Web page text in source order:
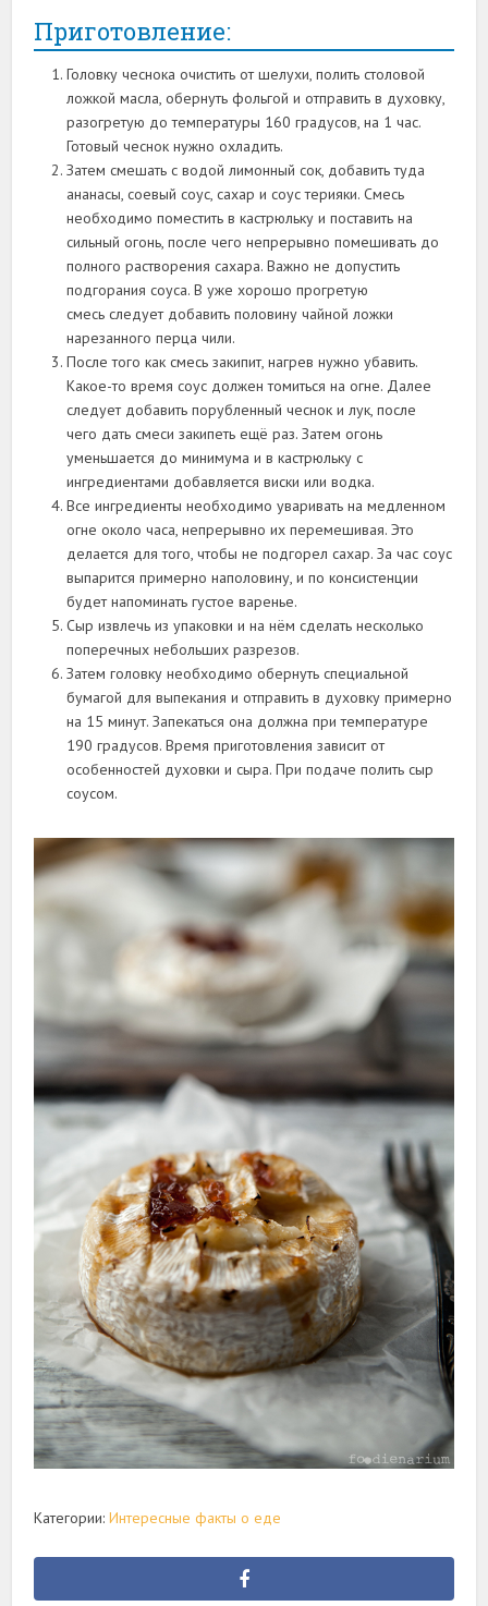
Приготовление:
Головку чеснока очистить от шелухи, полить столовой
ложкой масла, обернуть фольгой и отправить в духовку,
разогретую до температуры 160 градусов, на 1 час.
Готовый чеснок нужно охладить.
Затем смешать с водой лимонный сок, добавить туда
ананасы, соевый соус, сахар и соус терияки. Смесь
необходимо поместить в кастрюльку и поставить на
сильный огонь, после чего непрерывно помешивать до
полного растворения сахара. Важно не допустить
подгорания соуса. В уже хорошо прогретую
смесь следует добавить половину чайной ложки
нарезанного перца чили.
После того как смесь закипит, нагрев нужно убавить.
Какое-то время соус должен томиться на огне. Далее
следует добавить порубленный чеснок и лук, после
чего дать смеси закипеть ещё раз. Затем огонь
уменьшается до минимума и в кастрюльку с
ингредиентами добавляется виски или водка.
Все ингредиенты необходимо уваривать на медленном
огне около часа, непрерывно их перемешивая. Это
делается для того, чтобы не подгорел сахар. За час соус
выпарится примерно наполовину, и по консистенции
будет напоминать густое варенье.
Сыр извлечь из упаковки и на нём сделать несколько
поперечных небольших разрезов.
Затем головку необходимо обернуть специальной
бумагой для выпекания и отправить в духовку примерно
на 15 минут. Запекаться она должна при температуре
190 градусов. Время приготовления зависит от
особенностей духовки и сыра. При подаче полить сыр
соусом.
Категории:Интересные факты о еде